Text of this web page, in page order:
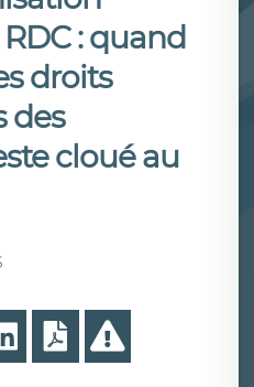
: quand
droits
des
cloué au